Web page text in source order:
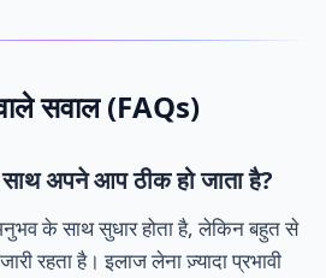
सवाल (FAQs)
अपने आप ठीक हो जाता है?
के साथ सुधार होता है, लेकिन बहुत से
रहता है। इलाज लेना ज़्यादा प्रभावी